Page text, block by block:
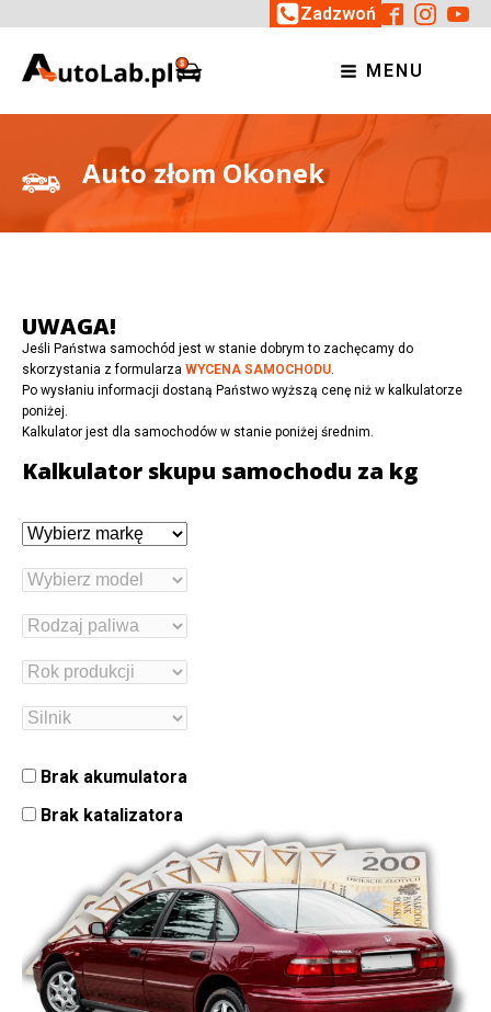
Zadzwoń
MENU
Auto złom Okonek
UWAGA!
Jeśli Państwa samochód jest w stanie dobrym to zachęcamy do
skorzystania z formularza WYCENA SAMOCHODU.
Po wysłaniu informacji dostaną Państwo wyższą cenę niż w kalkulatorze
poniżej.
Kalkulator jest dla samochodów w stanie poniżej średnim.
Kalkulator skupu samochodu za kg
Brak akumulatora
Brak katalizatora